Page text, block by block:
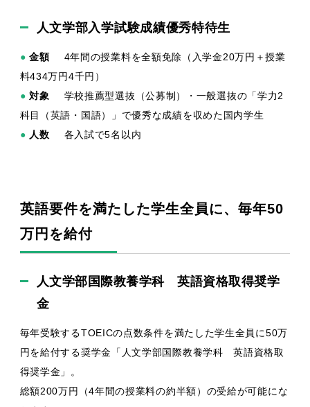
人文学部入学試験成績優秀特待生
● 金額
4年間の授業料を全額免除（入学金20万円＋授業
料434万円4千円）
● 対象
学校推薦型選抜（公募制）・一般選抜の「学力2
科目（英語・国語）」で優秀な成績を収めた国内学生
● 人数 各入試で5名以内
英語要件を満たした学生全員に、毎年50
万円を給付
人文学部国際教養学科 英語資格取得奨学
金
毎年受験するTOEICの点数条件を満たした学生全員に50万
円を給付する奨学金「人文学部国際教養学科 英語資格取
得奨学金」。
総額200万円（4年間の授業料の約半額）の受給が可能にな